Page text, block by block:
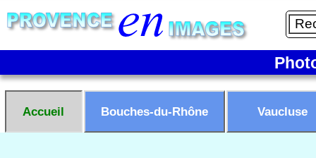
Accueil Bouches-du-Rhône Vaucluse